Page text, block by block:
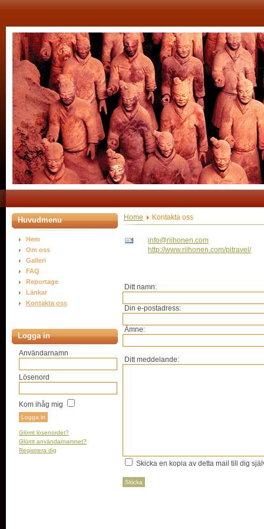
Huvudmenu
Hem
Om oss
Galleri
FAQ
Reportage
Länkar
Kontakta oss
Logga in
Användarnamn
Lösenord
Kom ihåg mig
Glömt lösenordet?
Glömt användarnamnet?
Registrera dig
Home Kontakta oss
info@riihonen.com
http://www.riihonen.com/pitravel/
Ditt namn:
Din e-postadress:
Ämne:
Ditt meddelande:
Skicka en kopia av detta mail till dig
Skicka